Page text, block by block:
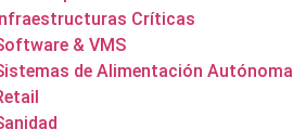
Críticas
& VMS
de Alimentación Autónoma